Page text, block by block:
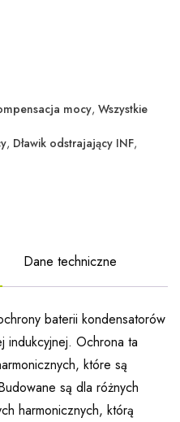
mocy, Wszystkie
, Dławik odstrajający INF,
Dane techniczne
baterii kondensatorów
indukcyjnej. Ochrona ta
które są
są dla różnych
harmonicznych, którą